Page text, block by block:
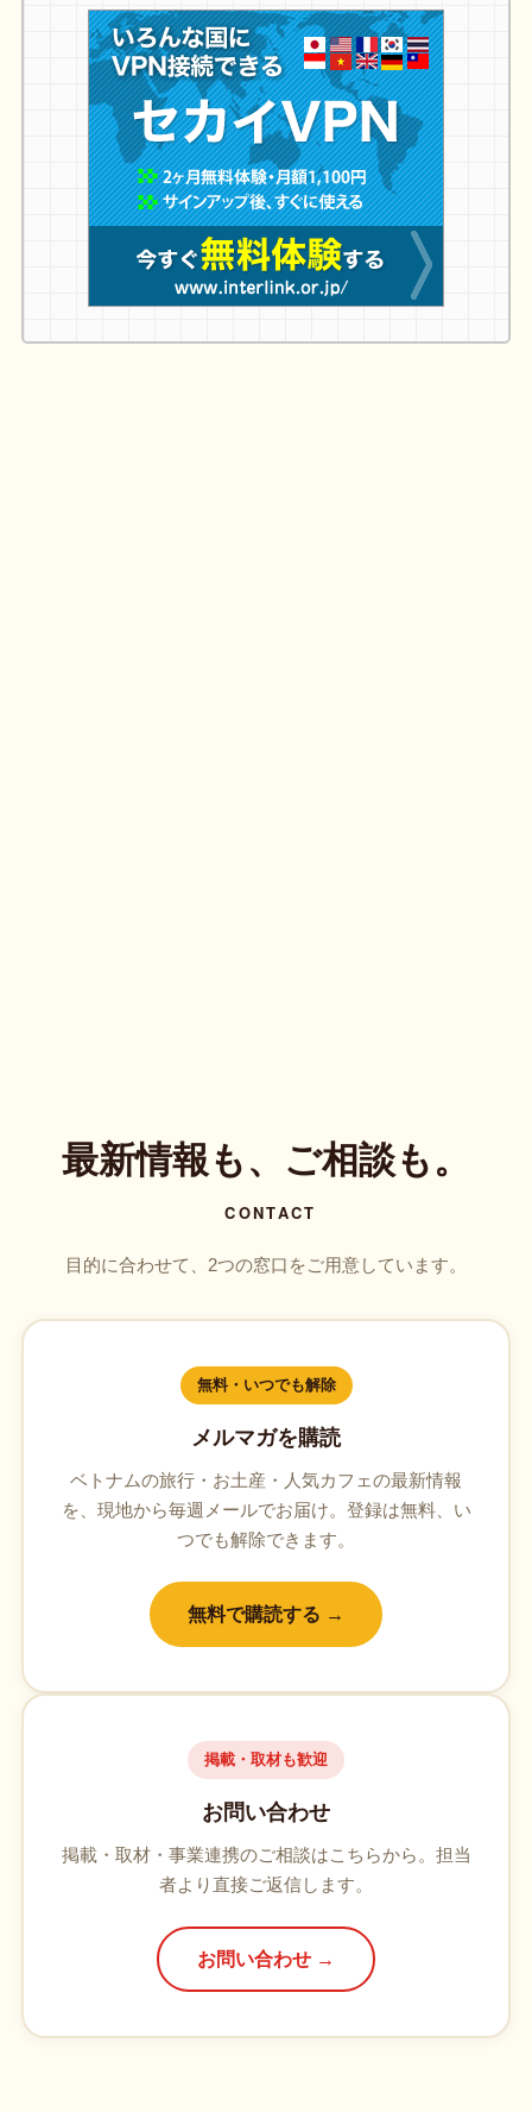
最新情報も、ご相談も。
CONTACT
目的に合わせて、2つの窓口をご用意しています。
無料・いつでも解除
メルマガを購読
ベトナムの旅行・お土産・人気カフェの最新情報
を、現地から毎週メールでお届け。登録は無料、い
つでも解除できます。
無料で購読する →
掲載・取材も歓迎
お問い合わせ
掲載・取材・事業連携のご相談はこちらから。担当
者より直接ご返信します。
お問い合わせ →